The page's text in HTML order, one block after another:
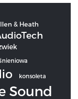
& Heath
konsoleta
Sound